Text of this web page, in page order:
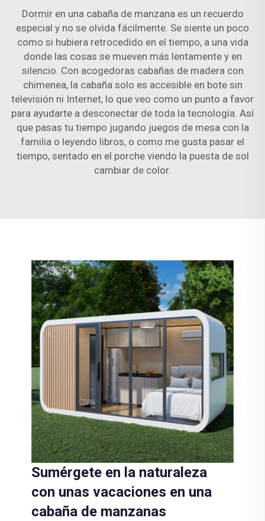
Dormir en una cabaña de manzana es un recuerdo
especial y no se olvida fácilmente. Se siente un poco
como si hubiera retrocedido en el tiempo, a una vida
donde las cosas se mueven más lentamente y en
silencio. Con acogedoras cabañas de madera con
chimenea, la cabaña solo es accesible en bote sin
televisión ni Internet, lo que veo como un punto a favor
para ayudarte a desconectar de toda la tecnología. Así
que pasas tu tiempo jugando juegos de mesa con la
familia o leyendo libros, o como me gusta pasar el
tiempo, sentado en el porche viendo la puesta de sol
cambiar de color.
Sumérgete en la naturaleza
con unas vacaciones en una
cabaña de manzanas